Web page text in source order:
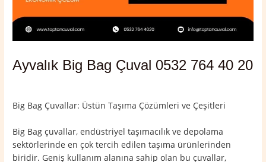
Ayvalık Big Bag Çuval 0532 764 40 20
Big Bag Çuvallar: Üstün Taşıma Çözümleri ve Çeşitleri
Big Bag çuvallar, endüstriyel taşımacılık ve depolama
sektörlerinde en çok tercih edilen taşıma ürünlerinden
biridir. Geniş kullanım alanına sahip olan bu çuvallar,